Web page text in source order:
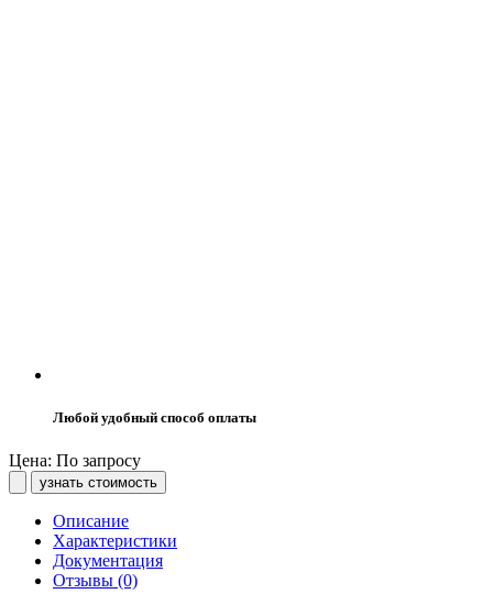
Любой удобный способ оплаты
Цена: По запросу
узнать стоимость
Описание
Характеристики
Документация
Отзывы (0)